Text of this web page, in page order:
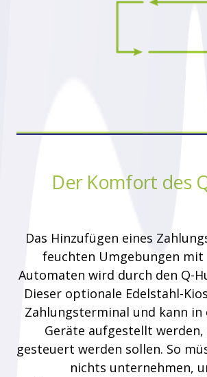
Der Komfort des
Das Hinzufügen eines
feuchten Umgebungen mit
Automaten wird durch den Q-
Dieser optionale Edelstahl-
Zahlungsterminal und kann in
Geräte aufgestellt
gesteuert werden sollen. So
nichts unternehmen,